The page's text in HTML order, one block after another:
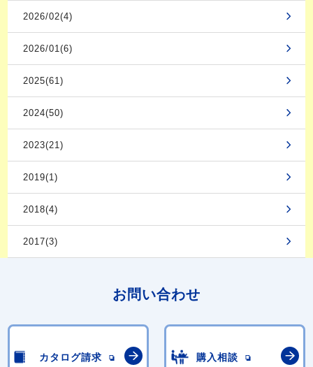
2026/02(4)
2026/01(6)
2025(61)
2024(50)
2023(21)
2019(1)
2018(4)
2017(3)
お問い合わせ
カタログ請求 購入相談